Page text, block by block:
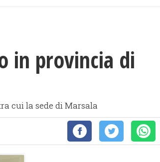
in provincia di
cui la sede di Marsala